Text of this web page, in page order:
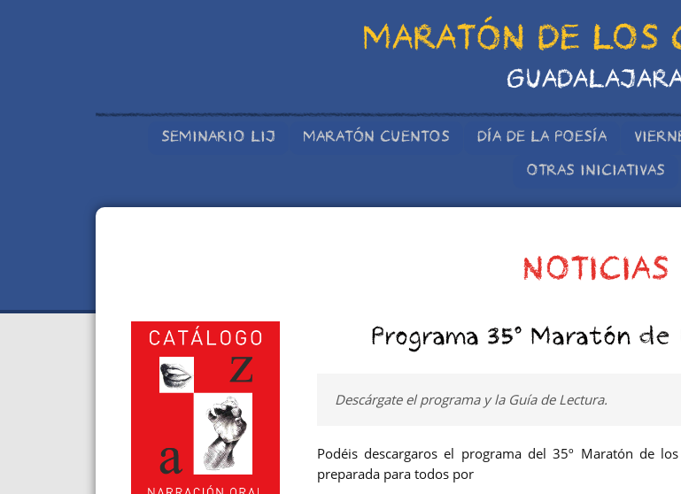
MARATÓN DE LOS
SEMINARIO LIJ MARATÓN CUENTOS DÍA DE LA POESÍA
OTRAS INICIATIVAS
NOTICIAS
Programa 35º Maratón
Descárgate el programa y la Guía de Lectura.
Podéis descargaros el programa del 35º Maratón de
preparada para todos por